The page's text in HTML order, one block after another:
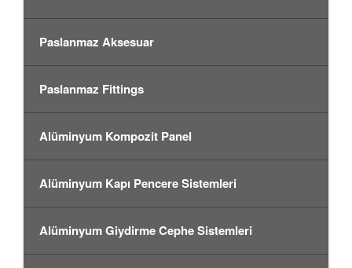
Paslanmaz Aksesuar
Paslanmaz Fittings
Alüminyum Kompozit Panel
Alüminyum Kapı Pencere Sistemleri
Alüminyum Giydirme Cephe Sistemleri